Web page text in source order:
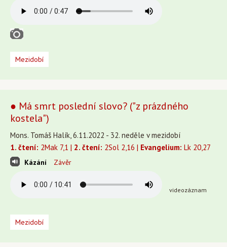
Mezidobí
● Má smrt poslední slovo? ("z prázdného
kostela")
Mons. Tomáš Halík, 6.11.2022 - 32. neděle v mezidobí
1. čtení: 2Mak 7,1 | 2. čtení: 2Sol 2,16 | Evangelium: Lk 20,27
Kázání Závěr
videozáznam
Mezidobí